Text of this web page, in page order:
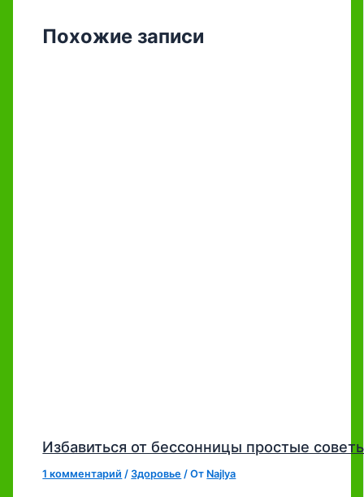
Похожие записи
Избавиться от бессонницы простые
1 комментарий /Здоровье / От Najlya